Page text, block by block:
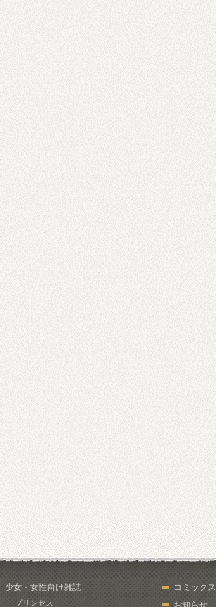
少女・女性向け雑誌
プリンセス
コミックス
お知らせ